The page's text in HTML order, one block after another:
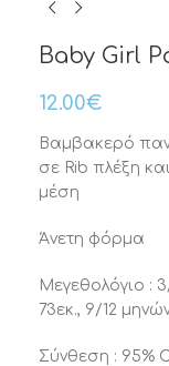
Baby Girl
12.00€
Βαμβακερό
σε Rib πλέξη
μέση
Άνετη φόρμα
Μεγεθολόγιο :
73εκ., 9/12
Σύνθεση : 95%